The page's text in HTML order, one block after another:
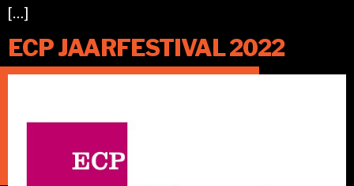
[…]
ECP JAARFESTIVAL 2022